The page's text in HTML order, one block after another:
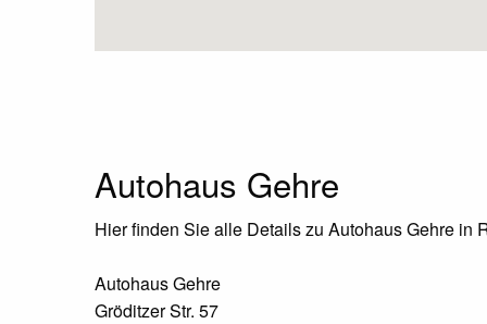
Autohaus Gehre
Hier finden Sie alle Details zu Autohaus Gehre in
Autohaus Gehre
Gröditzer Str. 57